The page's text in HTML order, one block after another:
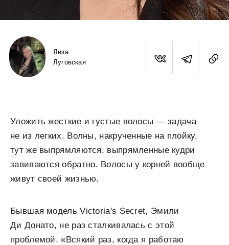
Лиза
Луговская
Уложить жесткие и густые волосы — задача
не из легких. Волны, накрученные на плойку,
тут же выпрямляются, выпрямленные кудри
завиваются обратно. Волосы у корней вообще
живут своей жизнью.
Бывшая модель Victoria's Secret, Эмили
Ди Донато, не раз сталкивалась с этой
проблемой. «Всякий раз, когда я работаю